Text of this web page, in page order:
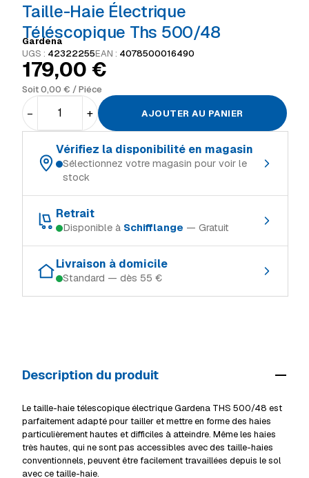
Taille-Haie Électrique
Téléscopique Ths 500/48
Gardena
UGS : 42322255EAN : 4078500016490
179,00 €
Soit0,00 € / Piéce
− + AJOUTER AU PANIER
Vérifiez la disponibilité en magasin
Sélectionnez votre magasin pour voir le
stock
Schifflange En stock
Ingeldorf
Alzingen
Retrait
Disponible à Schifflange — Gratuit
Schifflange En stock
Livraison à domicile
Standard — dès 55 €
Livraison volumineux / camion 69 €
Détails livraison & retrait
Description du produit
Le taille-haie télescopique électrique Gardena THS 500/48 est
parfaitement adapté pour tailler et mettre en forme des haies
particulièrement hautes et difficiles à atteindre. Même les haies
très hautes, qui ne sont pas accessibles avec des taille-haies
conventionnels, peuvent être facilement travaillées depuis le sol
avec ce taille-haie.